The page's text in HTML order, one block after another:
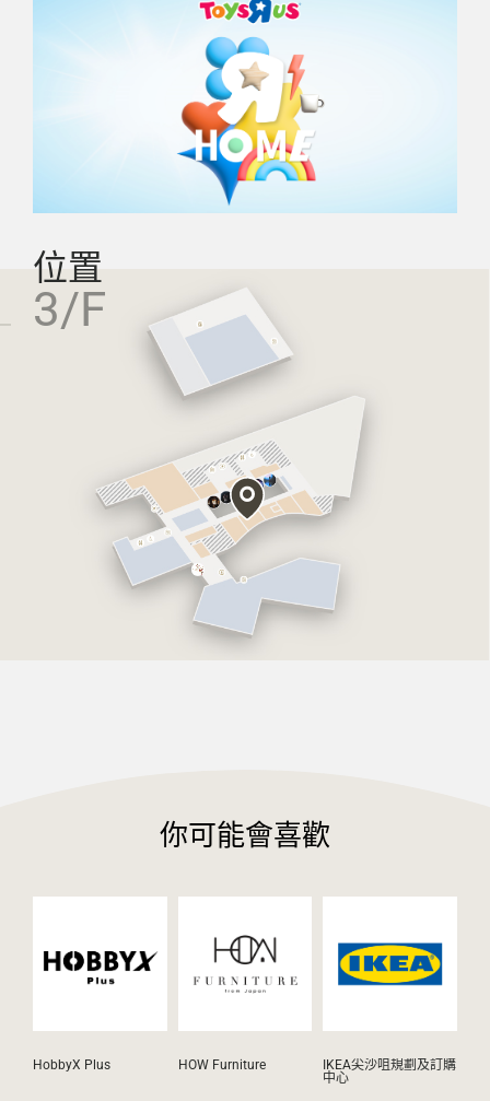
位置
3/F
你可能會喜歡
HobbyX Plus HOW Furniture
IKEA尖沙咀規劃及訂購
中心